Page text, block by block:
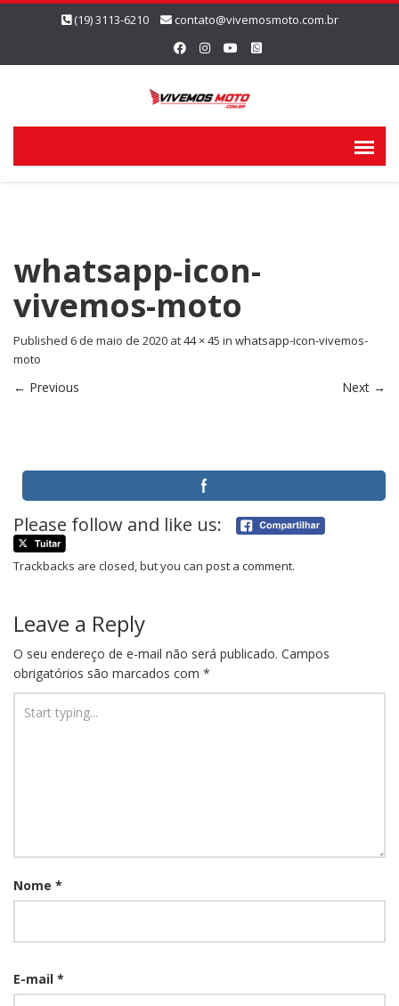
(19) 3113-6210 contato@vivemosmoto.com.br
whatsapp-icon-
vivemos-moto
Published 6 de maio de 2020 at44 × 45 in whatsapp-icon-vivemos-
moto
← Previous Next →
Please follow and like us:
Trackbacks are closed, but you can post a comment.
Leave a Reply
O seu endereço de e-mail não será publicado. Campos
obrigatórios são marcados com *
Nome *
E-mail *